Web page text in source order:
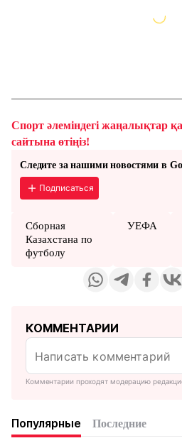
Спорт әлеміндегі жаңалықтар
сайтына өтіңіз!
Следите за нашими новостями в
Подписаться
Сборная
Казахстана по
футболу
УЕФА
КОММЕНТАРИИ
Комментарии проходят модерацию
Популярные Последние